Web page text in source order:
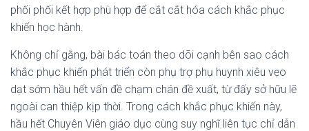
phối phối kết hợp phù hợp để cắt cắt hóa cách khắc phục
khiến học hành.
Không chỉ gắng, bài bác toán theo dõi cạnh bên sao cách
khắc phục khiến phát triển còn phụ trợ phụ huynh xiêu vẹo
dạt sớm hầu hết vấn đề chạm chán đề xuất, từ đấy sở hữu lẽ
ngoài can thiệp kịp thời. Trong cách khắc phục khiến này,
hầu hết Chuyên Viên giáo dục cùng suy nghĩ liên tục chỉ dẫn